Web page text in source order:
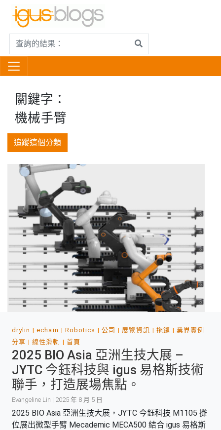
關鍵字：
機械手臂
追蹤這個分類
drylin echain Robotics 公司 展覽資訊 拖鏈
業界實例
分享
線性滑軌 首頁
2025 BIO Asia 亞洲生技大展 –
JYTC 今鈺科技與 igus 易格斯技術
聯手，打造展場焦點。
Evangeline Lin | 2025 年 8 月 5 日
2025 BIO Asia 亞洲生技大展，JYTC 今鈺科技 M1105 攤
位展出微型手臂 Mecademic MECA500 結合 igus 易格斯